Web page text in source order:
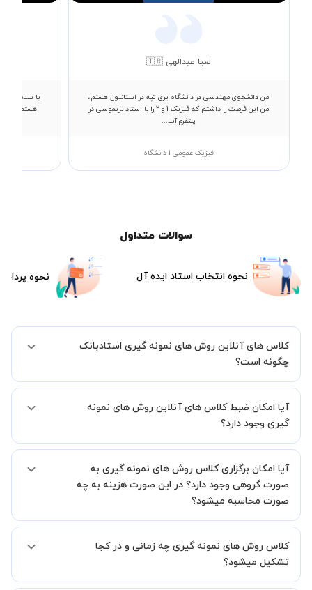
لعیا عبدالهی 🇹🇷
من دانشجوی مهندسی در دانشگاه یری تپه در استانبول هستم،
من این فرصت را داشتم که فیزیک 1 و 2 را با استاد نریموسی در
پلتفرم آنلا...
فیزیک عمومی 1 دانشگاه
با سلام
سوالات متداول
نحوه انتخاب استاد ایده آل نحوه
کلاس های آنلاین روش های نمونه گیری استادبانک
چگونه است؟
شما میدهیم که استاد شما پیش از جلسه تمامی موارد لازم برای برگزاری
یک کلاس آنلاین با کیفیت و مفید را به شما توضیح خواهند داد.
آیا امکان ضبط کلاس های آنلاین روش های نمونه
گیری وجود دارد؟
کنید.
آیا امکان برگزاری کلاس روش های نمونه گیری به
صورت گروهی وجود دارد؟ در این صورت هزینه به چه
صورت محاسبه میشود؟
در صورتیکه مایل هستید کلاس ها را در کنار دوستان و یا آشنایان خود به
صورت گروهی برگزار کنید، این امکان وجود دارد. در این حالت، به ازای هر
کلاس روش های نمونه گیری چه زمانی و در کجا
تشکیل میشود؟